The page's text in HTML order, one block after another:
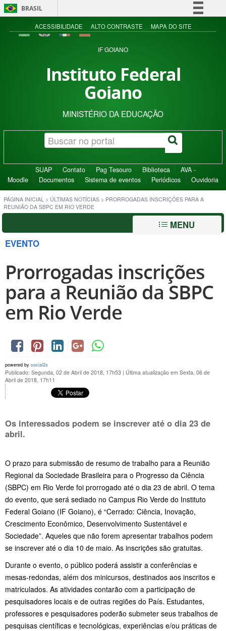
BRASIL
Simplifique!
Acesso à informação
ACESSIBILIDADE ALTO CONTRASTE MAPA DO SITE
IF GOIANO
Instituto Federal
Goiano
MINISTÉRIO DA EDUCAÇÃO
SUAP Contato Pag Tesouro Biblioteca
AVA -
Moodle
Documentos Sistema de eventos Periódicos Ouvidoria
PÁGINA INICIAL > ÚLTIMAS NOTÍCIAS > PRORROGADAS INSCRIÇÕES PARA A
REUNIÃO DA SBPC EM RIO VERDE
MENU
EVENTO
Prorrogadas inscrições
para a Reunião da SBPC
em Rio Verde
powered by social2s
Publicado: Segunda, 02 de Abril de 2018, 17h53 | Última atualização em Sexta, 06 de
Abril de 2018, 17h11
Os interessados podem se inscrever até o dia 23 de
abril.
O prazo para submissão de resumo de trabalho para a Reunião
Regional da Sociedade Brasileira para o Progresso da Ciência
(SBPC) em Rio Verde foi prorrogado até o dia 23 de abril. O tema
do evento, que será sediado no Campus Rio Verde do Instituto
Federal Goiano (IF Goiano), é “Cerrado: Ciência, Inovação,
Crescimento Econômico, Desenvolvimento Sustentável e
Sociedade”. Aqueles que não forem apresentar trabalhos podem
se inscrever até o dia 10 de maio. As inscrições são gratuitas.
Durante o evento, o público poderá assistir a conferências e
mesas-redondas, além dos minicursos, destinados aos inscritos e
matriculados. As atividades contarão com a participação de
pesquisadores locais e de outras regiões do País. Estudantes,
professores e pesquisadores poderão submeter seus trabalhos de
pesquisas científicas e tecnológicas, experiências e/ou práticas de